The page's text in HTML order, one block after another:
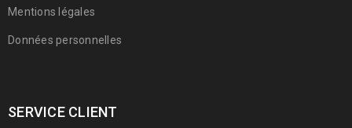
Mentions légales
Données personnelles
SERVICE CLIENT